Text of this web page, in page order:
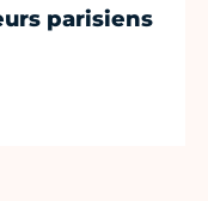
parisiens